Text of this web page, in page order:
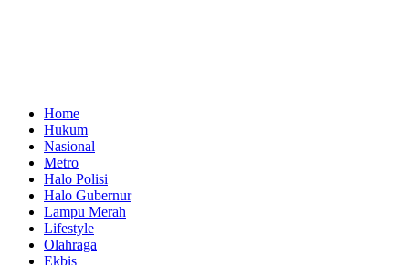
Home
Hukum
Nasional
Metro
Halo Polisi
Halo Gubernur
Lampu Merah
Lifestyle
Olahraga
Ekbis